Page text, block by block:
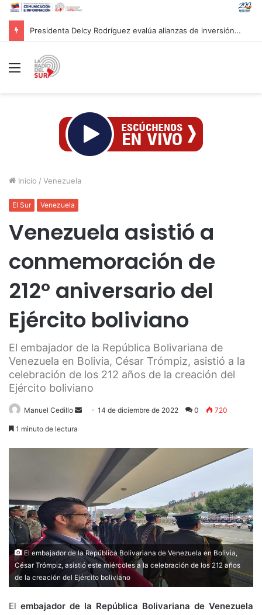
Presidenta Delcy Rodríguez evalúa alianzas de inversión en hidrocarburos con Cámara Africana de Energía
Menú
Inicio / Venezuela
El Sur Venezuela
Venezuela asistió a
conmemoración de
212° aniversario del
Ejército boliviano
El embajador de la República Bolivariana de
Venezuela en Bolivia, César Trómpiz, asistió a la
celebración de los 212 años de la creación del
Ejército boliviano
Manuel Cedillo
Send14 de diciembre de 2022 0 720
1 minuto de lectura
El embajador de la República Bolivariana de Venezuela en Bolivia,
César Trómpiz, asistió este miércoles a la celebración de los 212 años
de la creación del Ejército boliviano
El embajador de la República Bolivariana de Venezuela